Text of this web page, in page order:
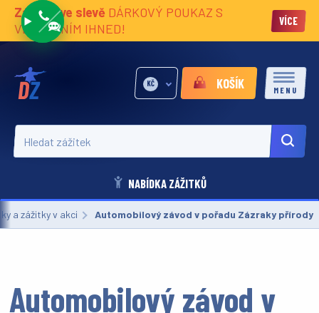
Zážitky ve slevě DÁRKOVÝ POUKAZ S
VĚNOVÁNÍM IHNED!
VÍCE
KČ KOŠÍK MENU
Hledat zážitek
NABÍDKA ZÁŽITKŮ
a zážitky v akci Aktuální:
Automobilový závod v pořadu Zázraky přírody
Automobilový závod v